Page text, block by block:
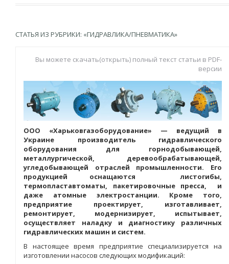
СТАТЬЯ ИЗ РУБРИКИ: «ГИДРАВЛИКА/ПНЕВМАТИКА»
Вы можете скачать(открыть) полный текст статьи в PDF-
версии
ООО «Харьковгазоборудование» — ведущий в
Украине производитель гидравлического
оборудования для горнодобывающей,
металлургической, деревообрабатывающей,
угледобывающей отраслей промышленности. Его
продукцией оснащаются листогибы,
термопластавтоматы, пакетировочные пресса, и
даже атомные электростанции. Кроме того,
предприятие проектирует, изготавливает,
ремонтирует, модернизирует, испытывает,
осуществляет наладку и диагностику различных
гидравлических машин и систем.
В настоящее время предприятие специализируется на
изготовлении насосов следующих модификаций: